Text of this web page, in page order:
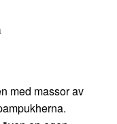
med massor av